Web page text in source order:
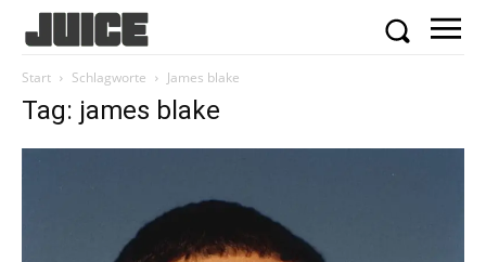
Start Schlagworte James blake
Tag: james blake